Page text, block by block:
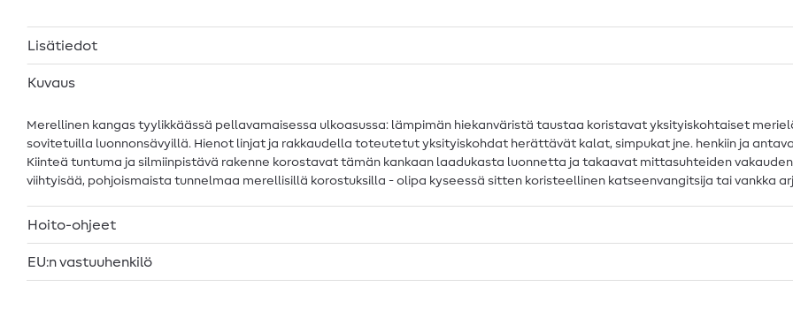
Lisätiedot
Kuvaus
Merellinen kangas tyylikkäässä pellavamaisessa ulkoasussa: lämpimän hiekanväristä taustaa koristavat yksityiskohtaiset
sovitetuilla luonnonsävyillä. Hienot linjat ja rakkaudella toteutetut yksityiskohdat herättävät kalat, simpukat jne. henkiin ja
Kiinteä tuntuma ja silmiinpistävä rakenne korostavat tämän kankaan laadukasta luonnetta ja takaavat mittasuhteiden
viihtyisää, pohjoismaista tunnelmaa merellisillä korostuksilla - olipa kyseessä sitten koristeellinen katseenvangitsija tai vankka
Hoito-ohjeet
EU:n vastuuhenkilö